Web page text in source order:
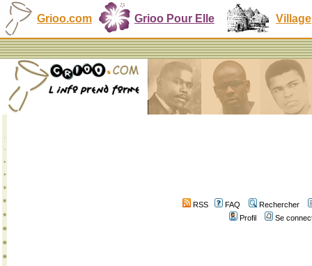
Grioo.com Grioo Pour Elle Village
RSS FAQ
Rechercher
Profil
Se